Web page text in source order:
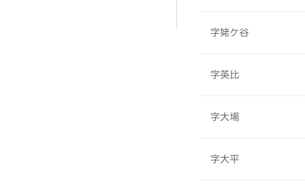
字姥ケ谷
字英比
字大場
字大平